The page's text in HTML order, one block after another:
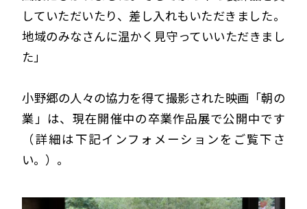
していただいたり、差し入れもいただきました。
地域のみなさんに温かく見守っていいただきまし
た」
小野郷の人々の協力を得て撮影された映画「朝の
業」は、現在開催中の卒業作品展で公開中です
（詳細は下記インフォメーションをご覧下さ
い。）。